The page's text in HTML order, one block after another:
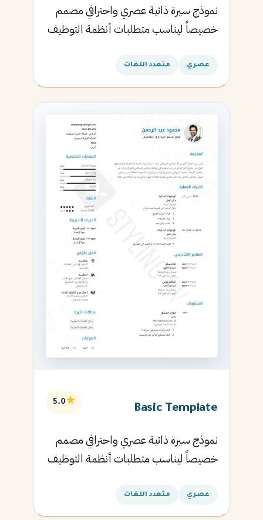
نموذج سيرة ذاتية عصري واحترافي مصمم
خصيصاً ليناسب متطلبات أنظمة التوظيف
القادمة.
عصري متعدد اللغات
Basic Template
★
5.0
نموذج سيرة ذاتية عصري واحترافي مصمم
خصيصاً ليناسب متطلبات أنظمة التوظيف
القادمة.
عصري متعدد اللغات